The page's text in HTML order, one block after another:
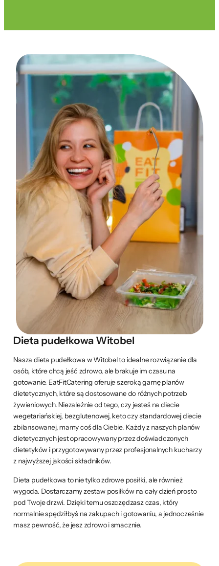
Dieta pudełkowa Witobel
Nasza dieta pudełkowa w Witobel to idealne rozwiązanie dla
osób, które chcą jeść zdrowo, ale brakuje im czasu na
gotowanie. EatFitCatering oferuje szeroką gamę planów
dietetycznych, które są dostosowane do różnych potrzeb
żywieniowych. Niezależnie od tego, czy jesteś na diecie
wegetariańskiej, bezglutenowej, keto czy standardowej diecie
zbilansowanej, mamy coś dla Ciebie. Każdy z naszych planów
dietetycznych jest opracowywany przez doświadczonych
dietetyków i przygotowywany przez profesjonalnych kucharzy
z najwyższej jakości składników.
Dieta pudełkowa to nie tylko zdrowe posiłki, ale również
wygoda. Dostarczamy zestaw posiłków na cały dzień prosto
pod Twoje drzwi. Dzięki temu oszczędzasz czas, który
normalnie spędziłbyś na zakupach i gotowaniu, a jednocześnie
masz pewność, że jesz zdrowo i smacznie.